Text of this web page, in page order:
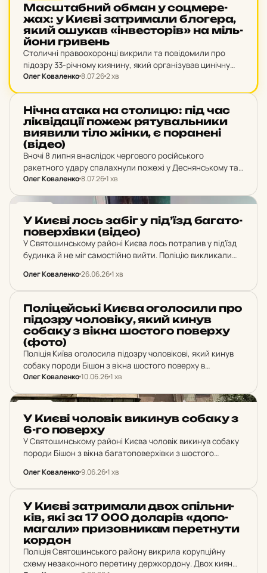
Мас­штаб­ний обман у соц­ме­ре­
жах: у Києві зат­ри­ма­ли бло­ге­ра,
який ошукав «ін­вес­то­рів» на міль­
йо­ни гри­вень
Столичні правоохоронці викрили та повідомили про
підозру 33-річному киянину, який організував цинічну
шахрайську схему. Позиціонуючи себе як успішного
Олег Коваленко8.07.262 хв
НОВИНИ
Нічна атака на сто­ли­цю: під час
лік­ві­да­ції пожеж ря­ту­валь­ни­ки
ви­я­ви­ли тіло жінки, є по­ра­не­ні
(відео)
Вночі 8 липня внаслідок чергового російського
ракетного удару спалахнули пожежі у Деснянському та
Святошинському районах Києва. На місцях влучань
Олег Коваленко8.07.261 хв
У Києві лось забіг у під’їзд ба­га­то­
по­вер­хів­ки (відео)
У Святошинському районі Києва лось потрапив у підʼїзд
будинка й не міг самостійно вийти. Поліцію викликали
повернули тварину до лісу.
Олег Коваленко26.06.261 хв
НОВИНИ
По­лі­цей­ські Києва ого­ло­си­ли про
пі­д­оз­ру чо­ло­ві­ку, який кинув
собаку з вікна шос­то­го по­вер­ху
(фото)
Поліція Київа оголосила підозру чоловікові, який кинув
собаку породи Бішон з вікна шостого поверху в
Святошинському районі. Від отриманих травм тварина
йому…
Олег Коваленко10.06.261 хв
У Києві чо­ло­вік ви­ки­нув собаку з
6-го по­вер­ху
У Святошинському районі Києва чоловік викинув собаку
породи Бішон з вікна багатоповерхівки з шостого
Олег Коваленко9.06.261 хв
НОВИНИ
У Києві зат­ри­ма­ли двох спіль­ни­
ків, які за 17 000 до­ла­рів «до­по­
ма­га­ли» при­зов­ни­кам пе­рет­ну­ти
кордон
Поліція Святошинського району викрила корупційну
схему незаконного перетину держкордону. Двох киян